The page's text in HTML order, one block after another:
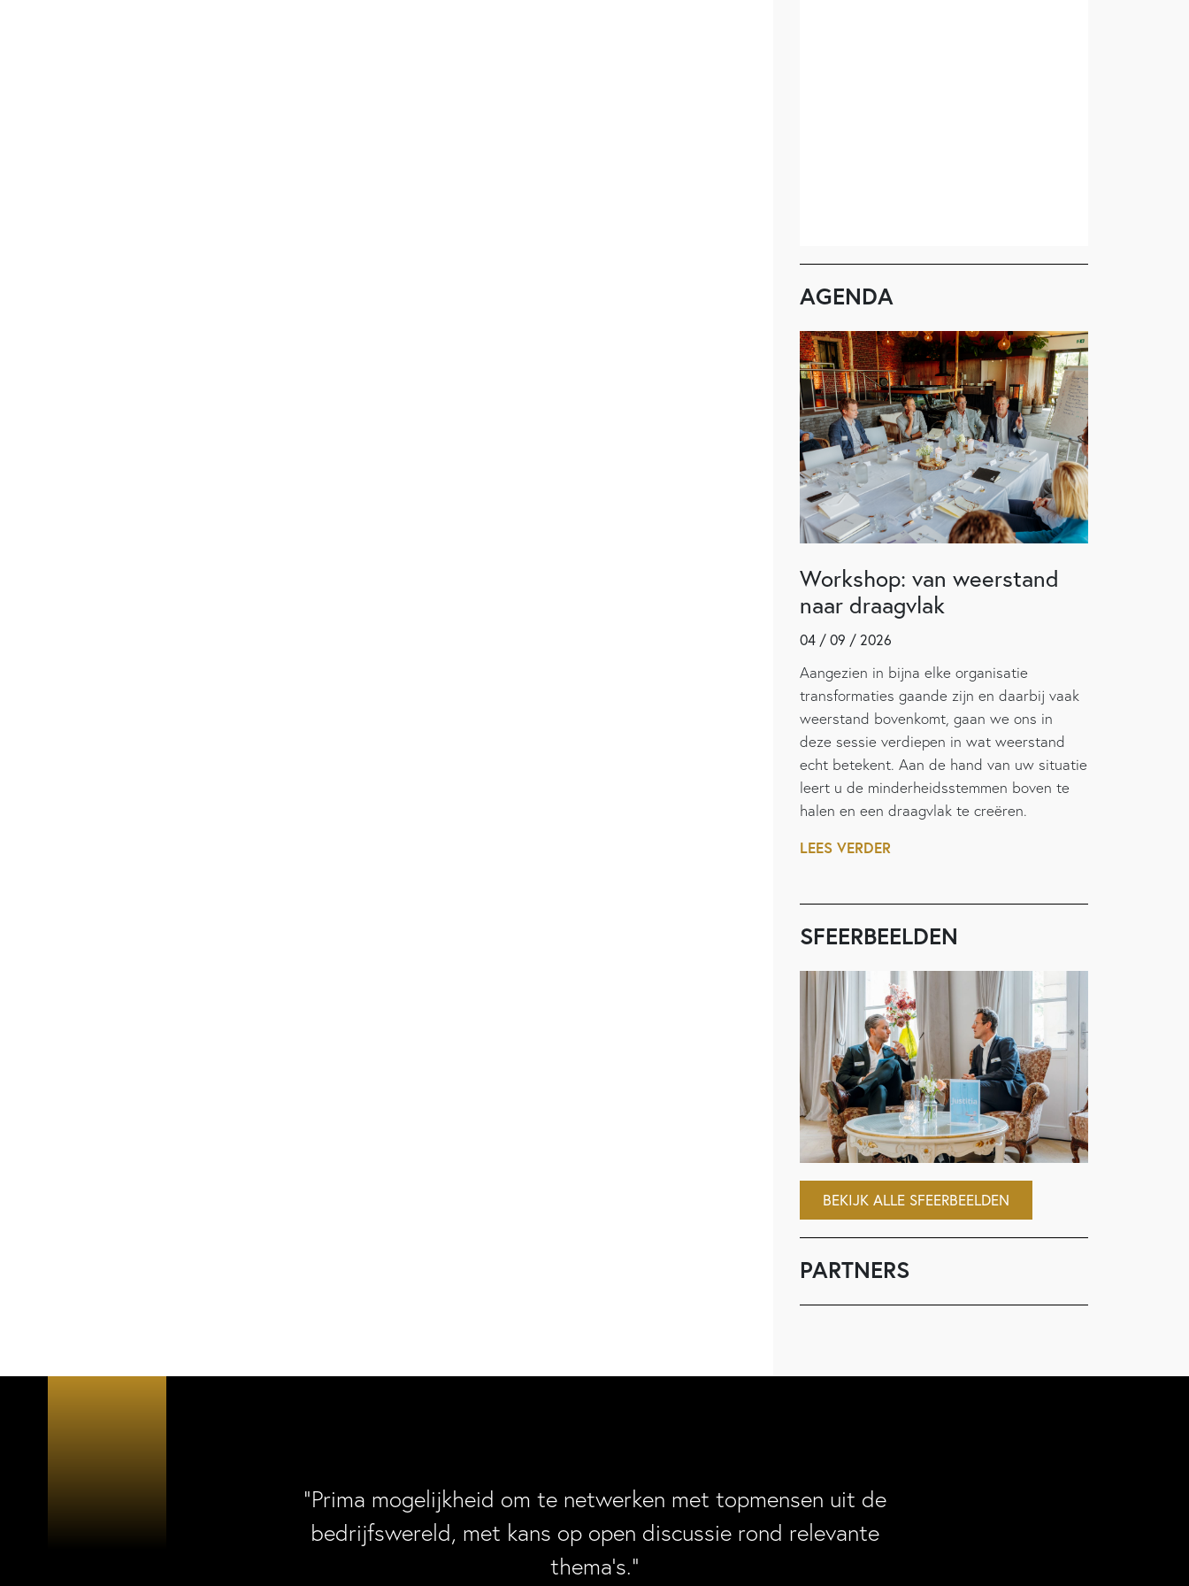
AGENDA
Workshop: van weerstand
naar draagvlak
04 / 09 / 2026
Aangezien in bijna elke organisatie
transformaties gaande zijn en daarbij vaak
weerstand bovenkomt, gaan we ons in
deze sessie verdiepen in wat weerstand
echt betekent. Aan de hand van uw situatie
leert u de minderheidsstemmen boven te
halen en een draagvlak te creëren.
LEES VERDER
SFEERBEELDEN
BEKIJK ALLE SFEERBEELDEN
PARTNERS
“Prima mogelijkheid om te netwerken met topmensen uit de
bedrijfswereld, met kans op open discussie rond relevante
thema’s.”